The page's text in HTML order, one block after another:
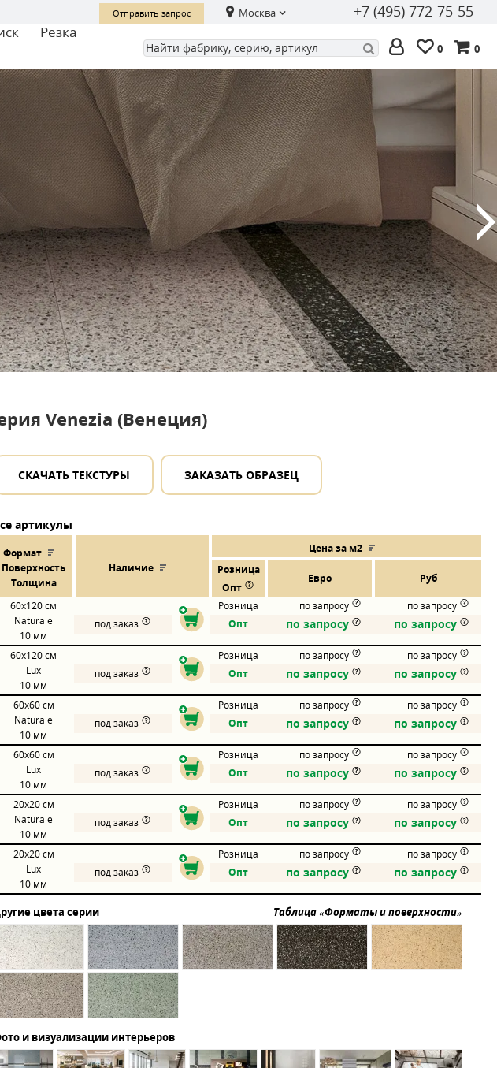
Отправить запрос Москва +7 (495) 772-75-55
Резка
0 0
Venezia (Венеция)
СКАЧАТЬ ТЕКСТУРЫ ЗАКАЗАТЬ ОБРАЗЕЦ
артикулы
Формат
Поверхность
Толщина
Наличие
Цена за м2
Розница
Евро Руб
Опт
60x120см
Naturale
10 мм
Розница по запросу
по запросу
под заказ
Опт по запросу по запросу
60x120см
Lux
10 мм
Розница по запросу
по запросу
под заказ
Опт по запросу по запросу
60x60см
Naturale
10 мм
Розница по запросу
по запросу
под заказ
Опт по запросу по запросу
60x60см
Lux
10 мм
Розница по запросу
по запросу
под заказ
Опт по запросу по запросу
20x20см
Naturale
10 мм
Розница по запросу
по запросу
под заказ
Опт по запросу по запросу
20x20см
Lux
10 мм
Розница по запросу
по запросу
под заказ
Опт по запросу по запросу
цвета серии Таблица «Форматы и поверхности»
и визуализации интерьеров